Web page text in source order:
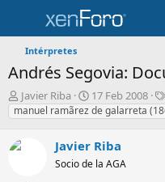
Intérpretes
Andrés Segovia:
I
n
c
i
Javier Riba
F
e
a
d
17 Feb 2008
manuel ramã­rez de galarreta
Javier Riba
Socio de la AGA